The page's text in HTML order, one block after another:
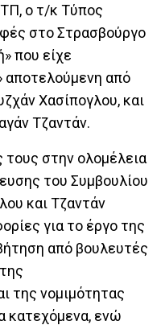
ο τ/κ Τύπος
στο Στρασβούργο
που είχε
αποτελούμενη από
Χασίπογλου, και
Τζαντάν.
στην ολομέλεια
του Συμβουλίου
και Τζαντάν
για το έργο της
από βουλευτές
της νομιμότητας
ενώ